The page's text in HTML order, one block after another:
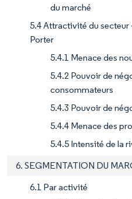
du marché
5.4 Attractivité du secteur
Porter
5.4.1 Menace des
5.4.2 Pouvoir de
consommateurs
5.4.3 Pouvoir de
5.4.4 Menace des
5.4.5 Intensité de la
6. SEGMENTATION DU
6.1 Par activité